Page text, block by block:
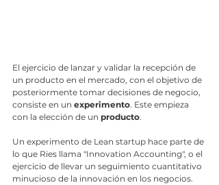
El ejercicio de lanzar y validar la recepción de
un producto en el mercado, con el objetivo de
posteriormente tomar decisiones de negocio,
consiste en un experimento. Este empieza
con la elección de un producto.
Un experimento de Lean startup hace parte de
lo que Ries llama "Innovation Accounting", o el
ejercicio de llevar un seguimiento cuantitativo
minucioso de la innovación en los negocios.